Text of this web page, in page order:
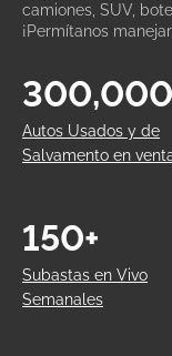
camiones, SUV,
¡Permítanos
Autos Usados y de
Salvamento en
Subastas en Vivo
Semanales
150+